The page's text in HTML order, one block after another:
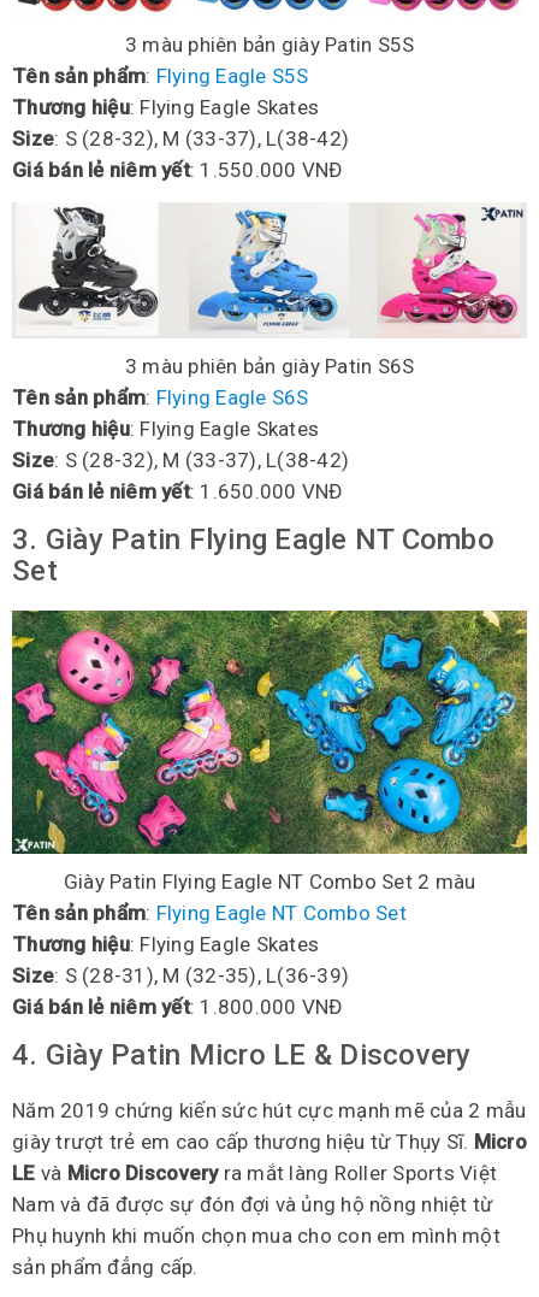
3 màu phiên bản giày Patin S5S
Tên sản phẩm: Flying Eagle S5S
Thương hiệu: Flying Eagle Skates
Size: S (28-32), M (33-37), L(38-42)
Giá bán lẻ niêm yết: 1.550.000 VNĐ
3 màu phiên bản giày Patin S6S
Tên sản phẩm: Flying Eagle S6S
Thương hiệu: Flying Eagle Skates
Size: S (28-32), M (33-37), L(38-42)
Giá bán lẻ niêm yết: 1.650.000 VNĐ
3. Giày Patin Flying Eagle NT Combo
Set
Giày Patin Flying Eagle NT Combo Set 2 màu
Tên sản phẩm: Flying Eagle NT Combo Set
Thương hiệu: Flying Eagle Skates
Size: S (28-31), M (32-35), L(36-39)
Giá bán lẻ niêm yết: 1.800.000 VNĐ
4. Giày Patin Micro LE & Discovery
Năm 2019 chứng kiến sức hút cực mạnh mẽ của 2 mẫu
giày trượt trẻ em cao cấp thương hiệu từ Thụy Sĩ. Micro
LE và Micro Discoveryra mắt làng Roller Sports Việt
Nam và đã được sự đón đợi và ủng hộ nồng nhiệt từ
Phụ huynh khi muốn chọn mua cho con em mình một
sản phẩm đẳng cấp.